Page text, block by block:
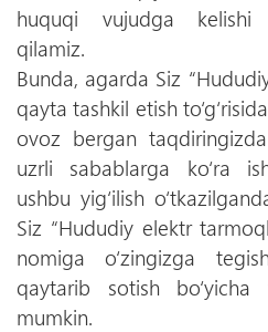
huquqi vujudga kelishi
qilamiz.
Bunda, agarda Siz
qayta tashkil etish
ovoz bergan
uzrli sabablarga ko‘ra
ushbu yig‘ilish
Siz “Hududiy elektr
nomiga o‘zingizga
qaytarib sotish bo‘yicha
mumkin.